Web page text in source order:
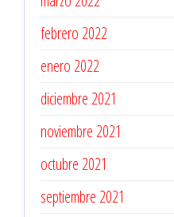
febrero 2022
enero 2022
diciembre 2021
noviembre 2021
octubre 2021
septiembre 2021